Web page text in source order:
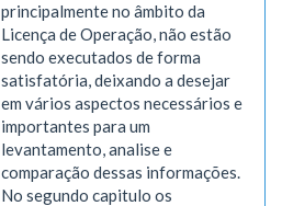
principalmente no âmbito da
Licença de Operação, não estão
sendo executados de forma
satisfatória, deixando a desejar
em vários aspectos necessários e
importantes para um
levantamento, analise e
comparação dessas informações.
No segundo capitulo os